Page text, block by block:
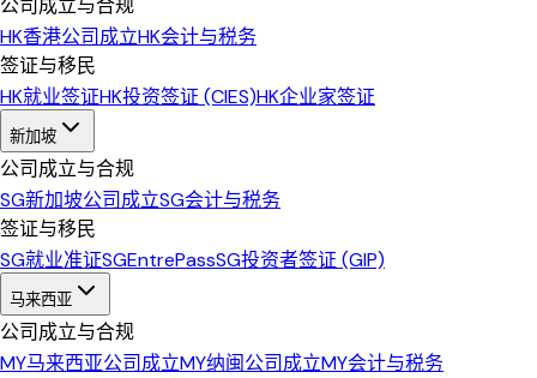
HK香港公司成立HK会计与税务
签证与移民
HK就业签证HK投资签证 (CIES)HK企业家签证
新加坡
公司成立与合规
SG新加坡公司成立SG会计与税务
签证与移民
SG就业准证SGEntrePassSG投资者签证 (GIP)
马来西亚
公司成立与合规
MY马来西亚公司成立MY纳闽公司成立MY会计与税务